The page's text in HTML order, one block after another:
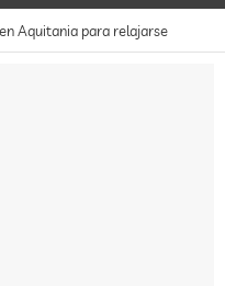
Aquitania para relajarse